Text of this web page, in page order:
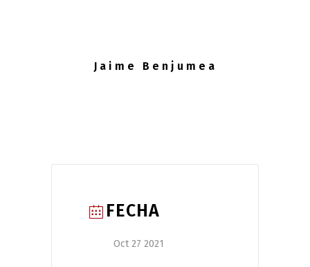
Jaime Benjumea
FECHA
Oct 27 2021